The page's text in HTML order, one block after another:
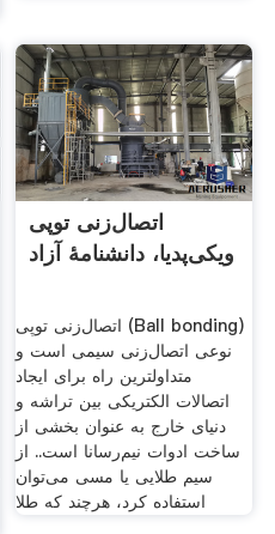
اتصال‌زنی توپی
ویکی‌پدیا، دانشنامهٔ آزاد
اتصال‌زنی توپی (Ball bonding)
نوعی اتصال‌زنی سیمی است و
متداولترین راه برای ایجاد
اتصالات الکتریکی بین تراشه و
دنیای خارج به عنوان بخشی از
ساخت ادوات نیم‌رسانا است.. از
سیم طلایی یا مسی می‌توان
استفاده کرد، هرچند که طلا